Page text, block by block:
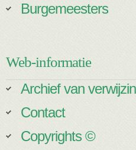
Burgemeesters
Web-informatie
Archief van
Contact
Copyrights ©